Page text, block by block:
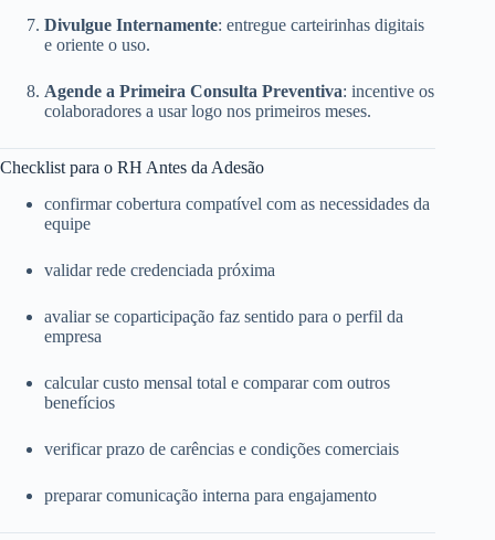
Divulgue Internamente: entregue carteirinhas digitais
e oriente o uso.
Agende a Primeira Consulta Preventiva: incentive os
colaboradores a usar logo nos primeiros meses.
Checklist para o RH Antes da Adesão
confirmar cobertura compatível com as necessidades da
equipe
validar rede credenciada próxima
avaliar se coparticipação faz sentido para o perfil da
empresa
calcular custo mensal total e comparar com outros
benefícios
verificar prazo de carências e condições comerciais
preparar comunicação interna para engajamento